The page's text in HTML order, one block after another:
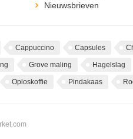
Nieuwsbrieven
Cappuccino Capsules
Grove maling Hagelslag
Oploskoffie Pindakaas